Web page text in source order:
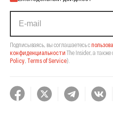
Подписываясь, вы соглашаетесь с
конфиденциальности The Insider, а также
Policy, Terms of Service).